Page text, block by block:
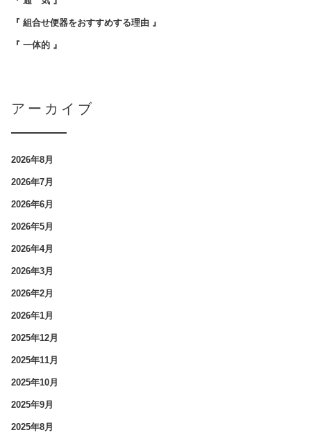
『 組合せ便器をおすすめする理由 』
『 一体的 』
アーカイブ
2026年8月
2026年7月
2026年6月
2026年5月
2026年4月
2026年3月
2026年2月
2026年1月
2025年12月
2025年11月
2025年10月
2025年9月
2025年8月